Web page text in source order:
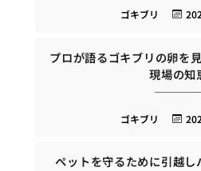
ゴキブリ
プロが語るゴキブリの卵を
現場の知
ゴキブリ
ペットを守るために引越